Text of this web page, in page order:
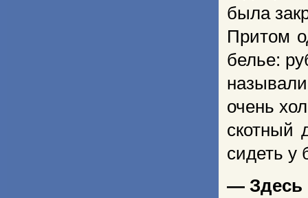
была
Притом
белье:
очень
скотный
сидеть у
— Здесь